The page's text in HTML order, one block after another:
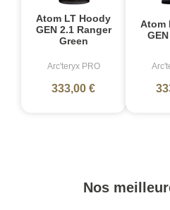
Atom LT Hoody
GEN 2.1 Ranger
Green
Arc'teryx PRO
333,00 €
Atom
Nos